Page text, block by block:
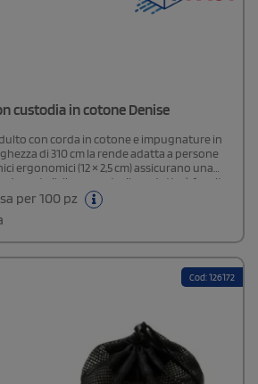
custodia in cotone Denise
con corda in cotone e impugnature in
di 310 cm la rende adatta a persone
ergonomici (12 × 2,5 cm) assicurano una
durante l’allenamento. Il prodotto è fornito
in cotone (18 × 13 cm). Per la
l’incisione laser, una soluzione di
per 100 pz
Cod: 126172